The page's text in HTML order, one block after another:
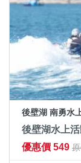
後壁湖 南勇水
後壁湖水上
優惠價 549